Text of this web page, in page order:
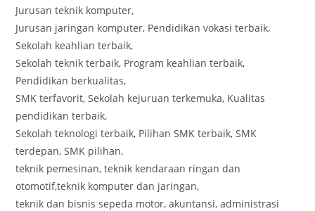
Jurusan teknik komputer,
Jurusan jaringan komputer, Pendidikan vokasi terbaik,
Sekolah keahlian terbaik,
Sekolah teknik terbaik, Program keahlian terbaik,
Pendidikan berkualitas,
SMK terfavorit, Sekolah kejuruan terkemuka, Kualitas
pendidikan terbaik,
Sekolah teknologi terbaik, Pilihan SMK terbaik, SMK
terdepan, SMK pilihan,
teknik pemesinan, teknik kendaraan ringan dan
otomotif,teknik komputer dan jaringan,
teknik dan bisnis sepeda motor, akuntansi, administrasi